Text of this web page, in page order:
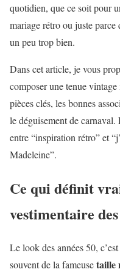
quotidien, que ce soit pour
mariage rétro ou juste
un peu trop bien.
Dans cet article, je vous
composer une tenue
pièces clés, les bonnes
le déguisement de
entre “inspiration rétro” et
Madeleine”.
Ce qui définit
vestimentaire
Le look des années 50,
souvent de la fameusetaille